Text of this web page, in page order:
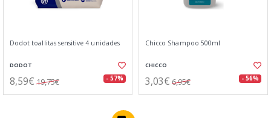
Dodot toallitas sensitive 4 unidades
DODOT
8,59€ 19,75€ - 57%
Chicco Shampoo 500ml
CHICCO
3,03€ 6,95€ - 56%